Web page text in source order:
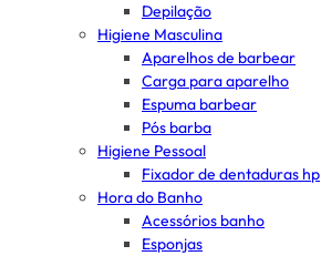
Depilação
Higiene Masculina
Aparelhos de barbear
Carga para aparelho
Espuma barbear
Pós barba
Higiene Pessoal
Fixador de dentaduras hp
Hora do Banho
Acessórios banho
Esponjas